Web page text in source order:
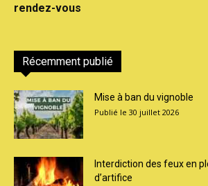
rendez-vous
Récemment publié
Mise à ban du vignoble
30 juillet 2026
Interdiction des feux en
d’artifice